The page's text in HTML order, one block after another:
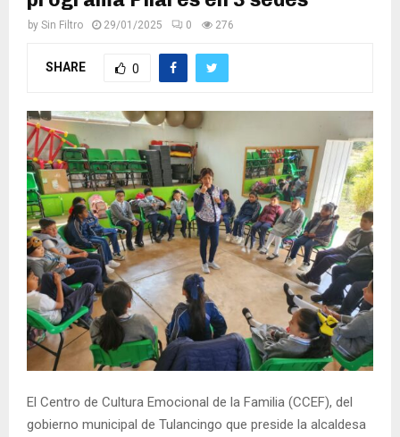
by Sin Filtro 29/01/2025 0 276
SHARE 0
El Centro de Cultura Emocional de la Familia (CCEF), del
gobierno municipal de Tulancingo que preside la alcaldesa